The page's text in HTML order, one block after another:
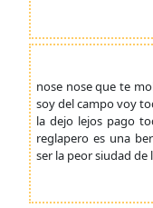
nose nose que te
soy del campo voy
la dejo lejos pago
reglapero es una
ser la peor siudad de